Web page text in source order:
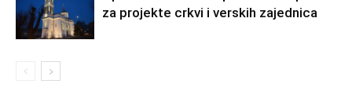
za projekte crkvi i verskih zajednica